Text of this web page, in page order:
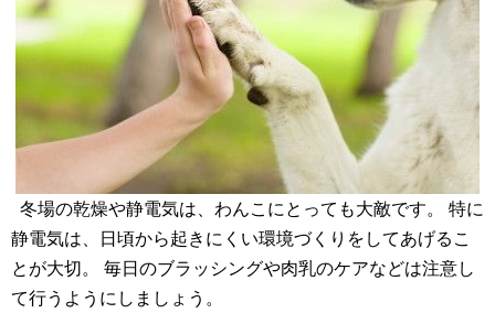
冬場の乾燥や静電気は、わんこにとっても大敵です。 特に
静電気は、日頃から起きにくい環境づくりをしてあげるこ
とが大切。 毎日のブラッシングや肉乳のケアなどは注意し
て行うようにしましょう。